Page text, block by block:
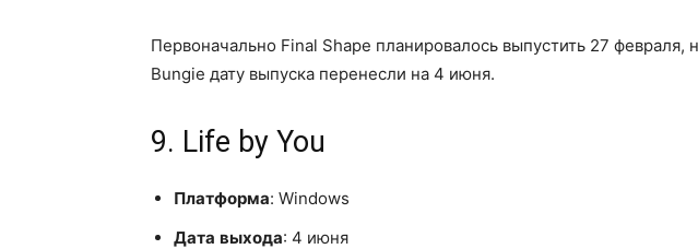
Первоначально Final Shape планировалось выпустить 27 февраля,
Bungie дату выпуска перенесли на 4 июня.
9. Life by You
Платформа: Windows
Дата выхода: 4 июня